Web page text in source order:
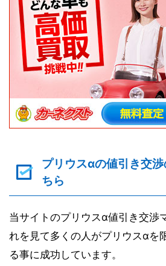
プリウスαの値引き交
ちら
当サイトのプリウスα値引き交渉
れを見て多くの人がプリウスαを
る事に成功しています。